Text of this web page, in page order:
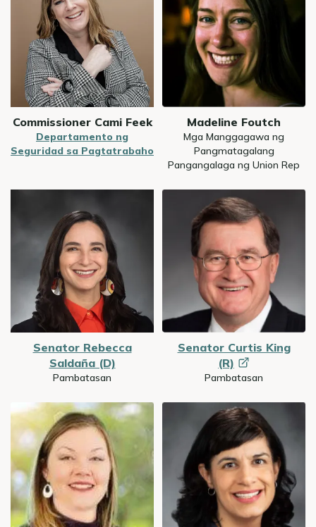
Commissioner Cami Feek
Departamento ng
Seguridad sa Pagtatrabaho
Madeline Foutch
Mga Manggagawa ng
Pangmatagalang
Pangangalaga ng Union Rep
Senator Rebecca
Saldaña (D)
Pambatasan
Senator Curtis King
(R)
Pambatasan
Image